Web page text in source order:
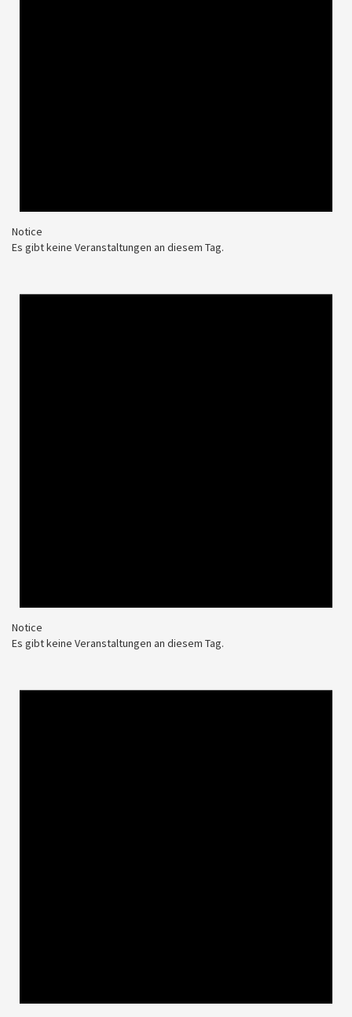
Notice
Es gibt keine Veranstaltungen an diesem Tag.
Notice
Es gibt keine Veranstaltungen an diesem Tag.